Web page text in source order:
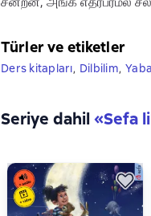
Türler ve etiketler
Ders kitapları, Dilbilim,
Seriye dahil«Sefa